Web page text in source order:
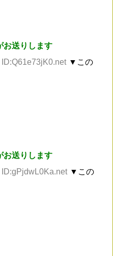
お送りします
▼この
お送りします
▼この